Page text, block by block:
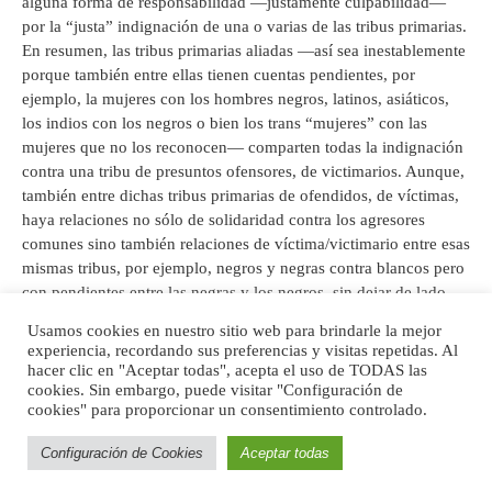
por la “justa” indignación de una o varias de las tribus primarias.
En resumen, las tribus primarias aliadas ―así sea inestablemente
porque también entre ellas tienen cuentas pendientes, por
ejemplo, la mujeres con los hombres negros, latinos, asiáticos,
los indios con los negros o bien los trans “mujeres” con las
mujeres que no los reconocen― comparten todas la indignación
contra una tribu de presuntos ofensores, de victimarios. Aunque,
también entre dichas tribus primarias de ofendidos, de víctimas,
haya relaciones no sólo de solidaridad contra los agresores
comunes sino también relaciones de víctima/victimario entre esas
mismas tribus, por ejemplo, negros y negras contra blancos pero
con pendientes entre las negras y los negros, sin dejar de lado
tanto con los negros como con los blancos. Tal, y aún mucho
más complejo y dividido, por las religiones, las lenguas, las
culturas y la inmigración, es el mundo de las identidades, de las
psiquesidentitarias o neotribales.[43]
Usamos cookies en nuestro sitio web para brindarle la mejor
experiencia, recordando sus preferencias y visitas repetidas. Al
hacer clic en "Aceptar todas", acepta el uso de TODAS las
cookies. Sin embargo, puede visitar "Configuración de
cookies" para proporcionar un consentimiento controlado.
Configuración de Cookies Aceptar todas